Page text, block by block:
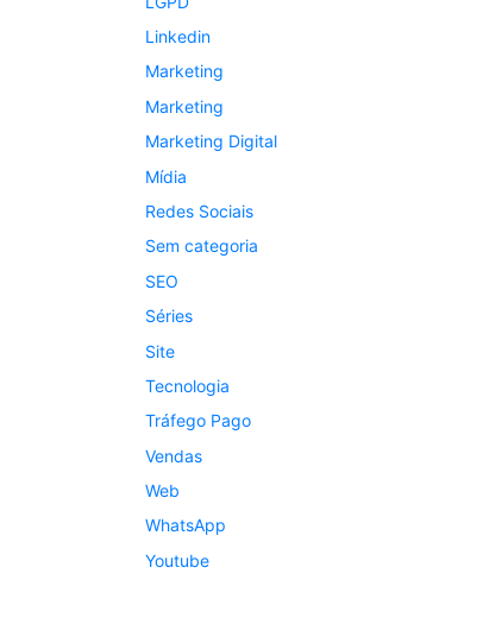
Linkedin
Marketing
Marketing
Marketing Digital
Mídia
Redes Sociais
Sem categoria
SEO
Séries
Site
Tecnologia
Tráfego Pago
Vendas
Web
WhatsApp
Youtube